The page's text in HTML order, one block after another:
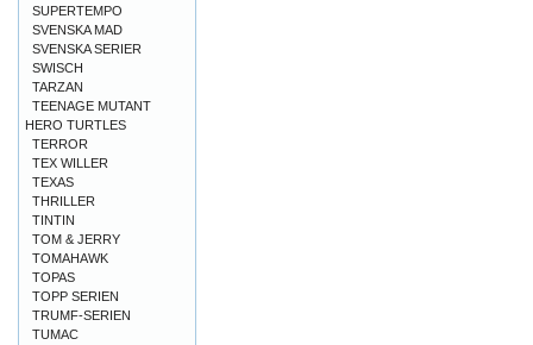
SUPERTEMPO
SVENSKA MAD
SVENSKA SERIER
SWISCH
TARZAN
TEENAGE MUTANT
HERO TURTLES
TERROR
TEX WILLER
TEXAS
THRILLER
TINTIN
TOM & JERRY
TOMAHAWK
TOPAS
TOPP SERIEN
TRUMF-SERIEN
TUMAC